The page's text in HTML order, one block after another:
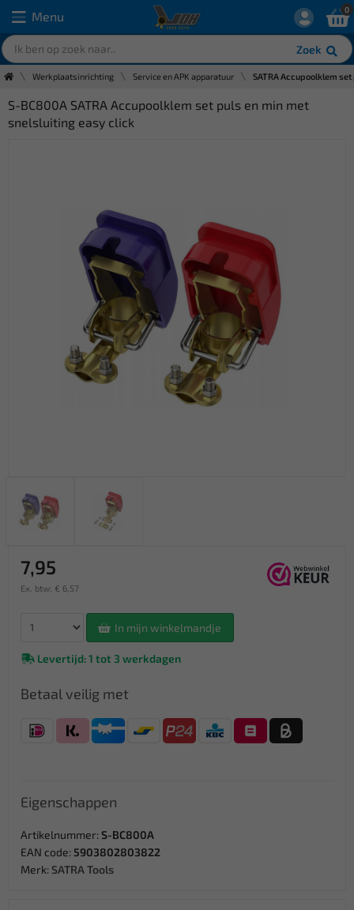
Menu
Zoek
0
Werkplaatsinrichting Service en APK apparatuur SATRA Accupoolklem
S-BC800A SATRA Accupoolklem set puls en min met
snelsluiting easy click
7,95
Ex. btw: € 6,57
In mijn winkelmandje
Levertijd: 1 tot 3 werkdagen
Betaal veilig met
Eigenschappen
Artikelnummer: S-BC800A
EAN code: 5903802803822
Merk: SATRA Tools